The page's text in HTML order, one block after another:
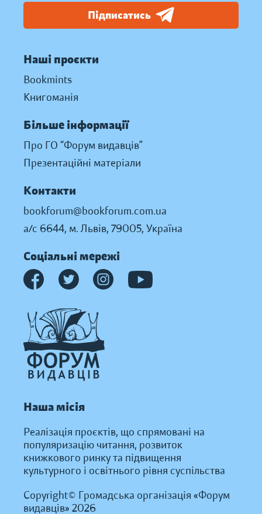
Підписатись
Наші проєкти
Bookmints
Книгоманія
Більше інформації
Про ГО “Форум видавців”
Презентаційні матеріали
Контакти
bookforum@bookforum.com.ua
а/с 6644, м. Львів, 79005, Україна
Соціальні мережі
Наша місія
Реалізація проєктів, що спрямовані на
популяризацію читання, розвиток
книжкового ринку та підвищення
культурного і освітнього рівня суспільства
Copyright© Громадська організація «Форум
видавців» 2026